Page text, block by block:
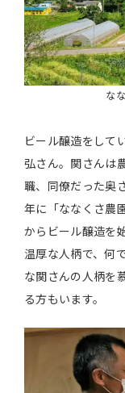
な
ビール醸造をして
弘さん。関さんは
職、同僚だった奥
年に「ななくさ農
からビール醸造を
温厚な人柄で、何
な関さんの人柄を
る方もいます。